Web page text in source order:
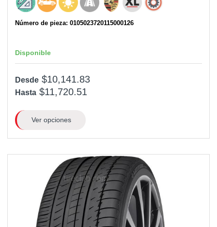
Número de pieza: 0105023720115000126
Disponible
Desde $10,141.83
Hasta $11,720.51
Ver opciones